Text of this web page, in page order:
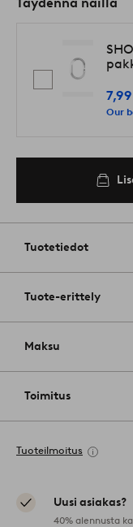
Our
Tuotetiedot
Tuote-erittely
Maksu
Toimitus
Tuoteilmoitus
Uusi asiakas?
40% alennusta